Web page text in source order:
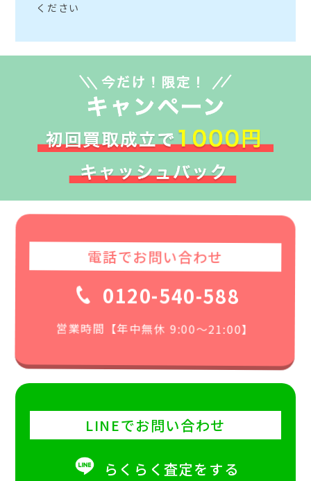
ください
電話でお問い合わせ
0120-540-588
営業時間【年中無休 9:00〜21:00】
LINEでお問い合わせ
らくらく査定をする